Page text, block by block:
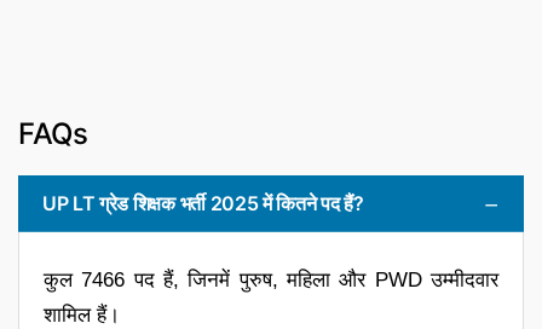
FAQs
UP LT ग्रेड शिक्षक भर्ती 2025 में कितने पद हैं?
कुल 7466 पद हैं, जिनमें पुरुष, महिला और PWD उम्मीदवार
शामिल हैं।